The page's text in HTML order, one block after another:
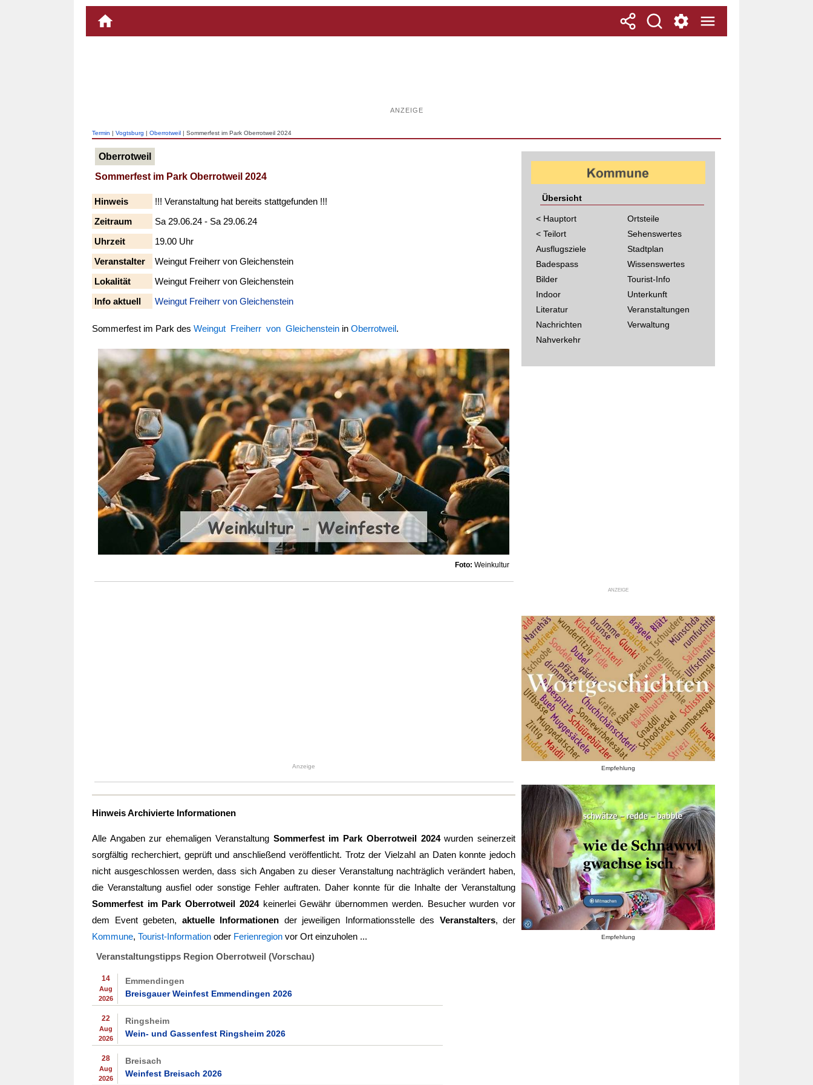
ANZEIGE
Termin | Vogtsburg | Oberrotweil | Sommerfest im Park Oberrotweil 2024
Oberrotweil
Sommerfest im Park Oberrotweil 2024
Hinweis
!!! Veranstaltung hat bereits stattgefunden !!!
Zeitraum
Sa 29.06.24 - Sa 29.06.24
Uhrzeit
19.00 Uhr
Veranstalter
Weingut Freiherr von Gleichenstein
Lokalität
Weingut Freiherr von Gleichenstein
Info aktuell
Weingut Freiherr von Gleichenstein
Sommerfest im Park des Weingut Freiherr von Gleichenstein in Oberrotweil.
Foto: Weinkultur
Anzeige
Hinweis Archivierte Informationen
Alle Angaben zur ehemaligen Veranstaltung Sommerfest im Park Oberrotweil 2024wurden seinerzeit
sorgfältig recherchiert, geprüft und anschließend veröffentlicht. Trotz der Vielzahl an Daten konnte jedoch
nicht ausgeschlossen werden, dass sich Angaben zu dieser Veranstaltung nachträglich verändert haben,
die Veranstaltung ausfiel oder sonstige Fehler auftraten. Daher konnte für die Inhalte der Veranstaltung
Sommerfest im Park Oberrotweil 2024keinerlei Gewähr übernommen werden. Besucher wurden vor
dem Event gebeten, aktuelle Informationen der jeweiligen Informationsstelle des Veranstalters, der
Kommune, Tourist-Information oder Ferienregion vor Ort einzuholen ...
Veranstaltungstipps Region Oberrotweil (Vorschau)
14
Aug
2026
Emmendingen
Breisgauer Weinfest Emmendingen 2026
22
Aug
2026
Ringsheim
Wein- und Gassenfest Ringsheim 2026
28
Aug
2026
Breisach
Weinfest Breisach 2026
Übersicht
< Hauptort
< Teilort
Ausflugsziele
Badespass
Bilder
Indoor
Literatur
Nachrichten
Nahverkehr
Ortsteile
Sehenswertes
Stadtplan
Wissenswertes
Tourist-Info
Unterkunft
Veranstaltungen
Verwaltung
ANZEIGE
Empfehlung
Empfehlung